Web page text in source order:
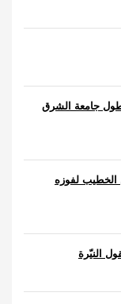
جامعة الشرق
الخطيب لفوزه
النيّرة